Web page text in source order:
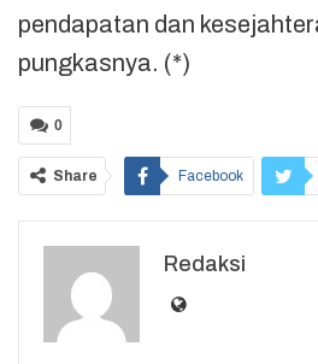
pendapatan dan
pungkasnya. (*)
0
Share Facebook
Redaksi